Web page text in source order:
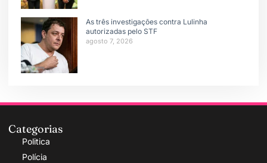
As três investigações contra Lulinha
autorizadas pelo STF
agosto 7, 2026
Categorias
Politica
Polícia